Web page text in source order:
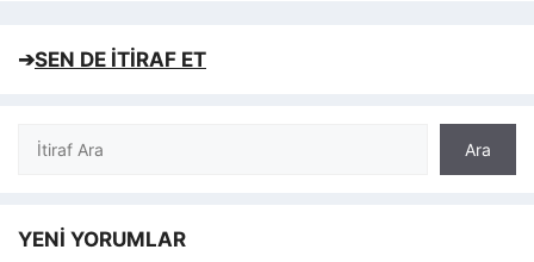
➔SEN DE İTİRAF ET
Ara
Ara
YENİ YORUMLAR